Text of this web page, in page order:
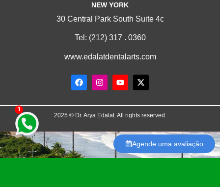
NEW YORK
30 Central Park South Suite 4c
Tel: (212) 317 . 0360
www.edalatdentalarts.com
2025 © Dr. Arya Edalat. All rights reserved.
1
Agende uma avaliação